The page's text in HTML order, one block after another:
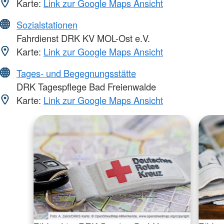
Karte: Link zur Google Maps Ansicht
Sozialstationen
Fahrdienst DRK KV MOL-Ost e.V.
Karte: Link zur Google Maps Ansicht
Tages- und Begegnungsstätte
DRK Tagespflege Bad Freienwalde
Karte: Link zur Google Maps Ansicht